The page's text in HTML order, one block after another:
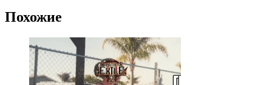
Похожие